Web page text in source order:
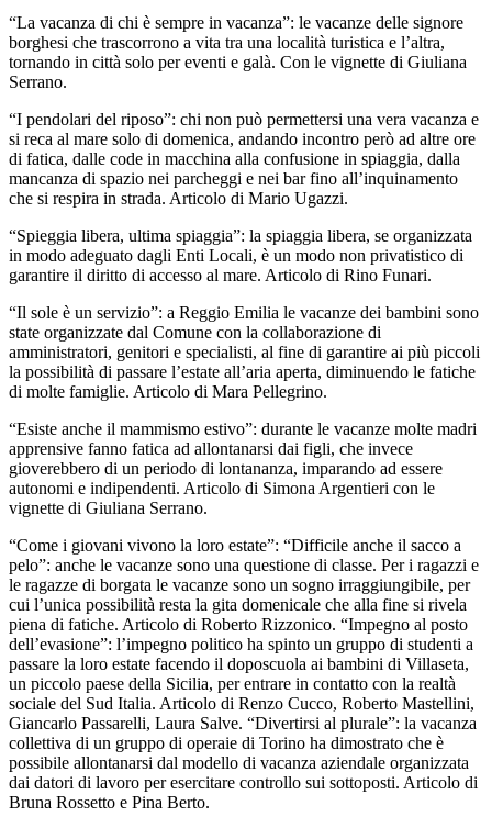
“La vacanza di chi è sempre in vacanza”: le vacanze delle signore
borghesi che trascorrono a vita tra una località turistica e l’altra,
tornando in città solo per eventi e galà. Con le vignette di Giuliana
Serrano.
“I pendolari del riposo”: chi non può permettersi una vera vacanza e
si reca al mare solo di domenica, andando incontro però ad altre ore
di fatica, dalle code in macchina alla confusione in spiaggia, dalla
mancanza di spazio nei parcheggi e nei bar fino all’inquinamento
che si respira in strada. Articolo di Mario Ugazzi.
“Spieggia libera, ultima spiaggia”: la spiaggia libera, se organizzata
in modo adeguato dagli Enti Locali, è un modo non privatistico di
garantire il diritto di accesso al mare. Articolo di Rino Funari.
“Il sole è un servizio”: a Reggio Emilia le vacanze dei bambini sono
state organizzate dal Comune con la collaborazione di
amministratori, genitori e specialisti, al fine di garantire ai più piccoli
la possibilità di passare l’estate all’aria aperta, diminuendo le fatiche
di molte famiglie. Articolo di Mara Pellegrino.
“Esiste anche il mammismo estivo”: durante le vacanze molte madri
apprensive fanno fatica ad allontanarsi dai figli, che invece
gioverebbero di un periodo di lontananza, imparando ad essere
autonomi e indipendenti. Articolo di Simona Argentieri con le
vignette di Giuliana Serrano.
“Come i giovani vivono la loro estate”: “Difficile anche il sacco a
pelo”: anche le vacanze sono una questione di classe. Per i ragazzi e
le ragazze di borgata le vacanze sono un sogno irraggiungibile, per
cui l’unica possibilità resta la gita domenicale che alla fine si rivela
piena di fatiche. Articolo di Roberto Rizzonico. “Impegno al posto
dell’evasione”: l’impegno politico ha spinto un gruppo di studenti a
passare la loro estate facendo il doposcuola ai bambini di Villaseta,
un piccolo paese della Sicilia, per entrare in contatto con la realtà
sociale del Sud Italia. Articolo di Renzo Cucco, Roberto Mastellini,
Giancarlo Passarelli, Laura Salve. “Divertirsi al plurale”: la vacanza
collettiva di un gruppo di operaie di Torino ha dimostrato che è
possibile allontanarsi dal modello di vacanza aziendale organizzata
dai datori di lavoro per esercitare controllo sui sottoposti. Articolo di
Bruna Rossetto e Pina Berto.